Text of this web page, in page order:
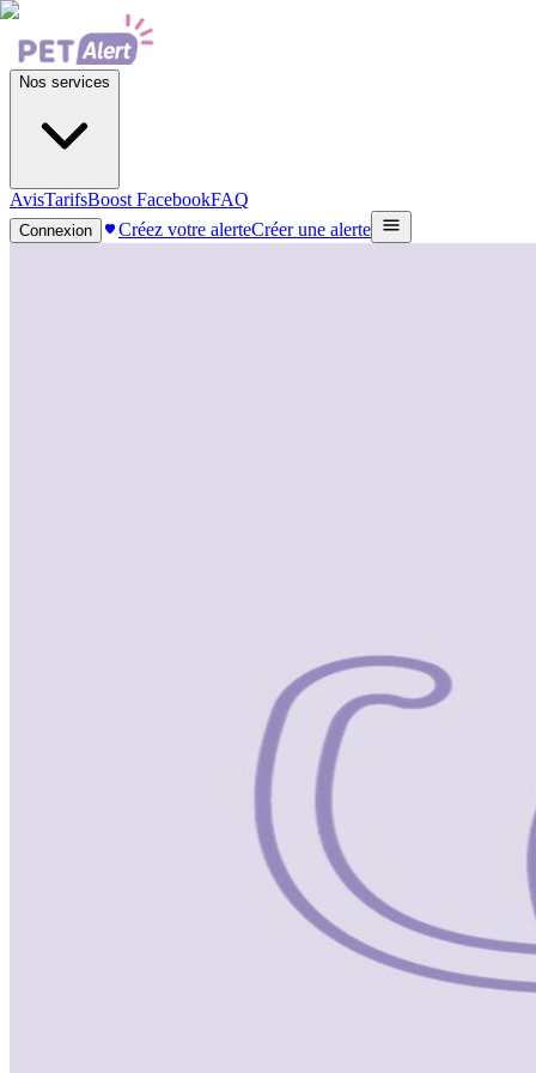
Nos services
AvisTarifsBoost FacebookFAQ
Connexion Créez votre alerteCréer une alerte